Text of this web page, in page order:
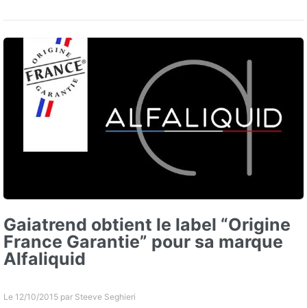
Gaiatrend obtient le label “Origine
France Garantie” pour sa marque
Alfaliquid
Le 12/10/2015 par Steeve Seghieri